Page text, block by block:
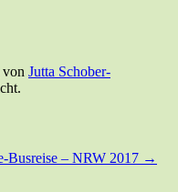
von Jutta Schober-
Busreise – NRW 2017 →